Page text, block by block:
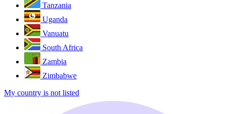
Tanzania
Uganda
Vanuatu
South Africa
Zambia
Zimbabwe
My country is not listed